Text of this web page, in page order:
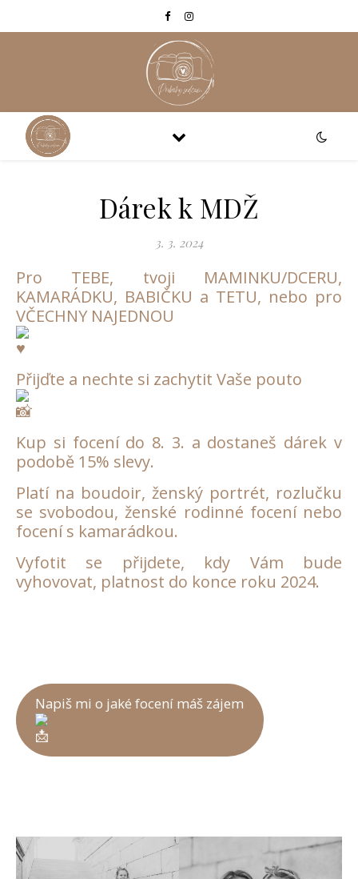
Dárek k MDŽ
3. 3. 2024
Pro TEBE, tvoji MAMINKU/DCERU,
KAMARÁDKU, BABIČKU a TETU, nebo pro
VČECHNY NAJEDNOU
Přijďte a nechte si zachytit Vaše pouto
Kup si focení do 8. 3. a dostaneš dárek v
podobě 15% slevy.
Platí na boudoir, ženský portrét, rozlučku
se svobodou, ženské rodinné focení nebo
focení s kamarádkou.
Vyfotit se přijdete, kdy Vám bude
vyhovovat, platnost do konce roku 2024.
Napiš mi o jaké focení máš zájem